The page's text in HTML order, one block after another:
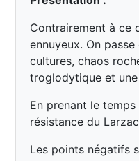
Contrairement à ce
ennuyeux. On
cultures, chaos
troglodytique et
En prenant le
résistance du
Les points négatifs